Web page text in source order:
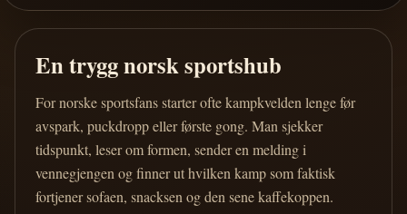
En trygg norsk sportshub
For norske sportsfans starter ofte kampkvelden lenge før
avspark, puckdropp eller første gong. Man sjekker
tidspunkt, leser om formen, sender en melding i
vennegjengen og finner ut hvilken kamp som faktisk
fortjener sofaen, snacksen og den sene kaffekoppen.